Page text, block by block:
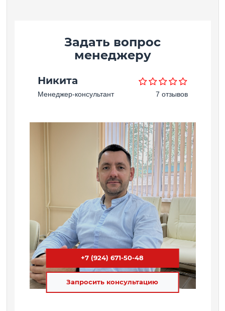
Задать вопрос
менеджеру
Никита
Менеджер-консультант 7 отзывов
+7 (924) 671-50-48
Запросить консультацию